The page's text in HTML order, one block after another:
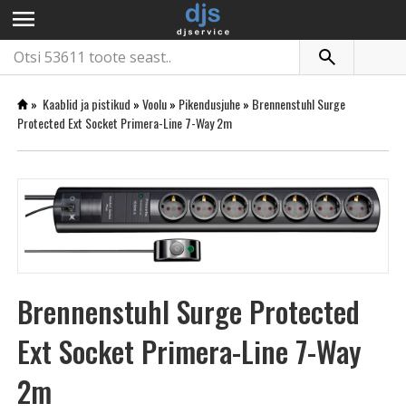
menu
» Kaablid ja pistikud »Voolu» Pikendusjuhe» Brennenstuhl Surge
Protected Ext Socket Primera-Line 7-Way 2m
Brennenstuhl Surge Protected
Ext Socket Primera-Line 7-Way
2m